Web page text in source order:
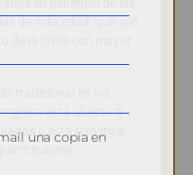
de la crisis con mayor
tradicional en los
está abierto a
a esta temática,
una copia en